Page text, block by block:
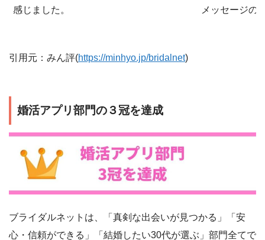
感じました。
メッセージの
引用元：みん評(https://minhyo.jp/bridalnet)
婚活アプリ部門の３冠を達成
ブライダルネットは、「真剣な出会いが見つかる」「安
心・信頼ができる」「結婚したい30代が選ぶ」部門全てで